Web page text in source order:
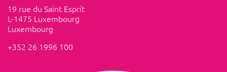
19 rue du Saint Esprit
L-1475 Luxembourg
Luxembourg
+352 26 1996 100